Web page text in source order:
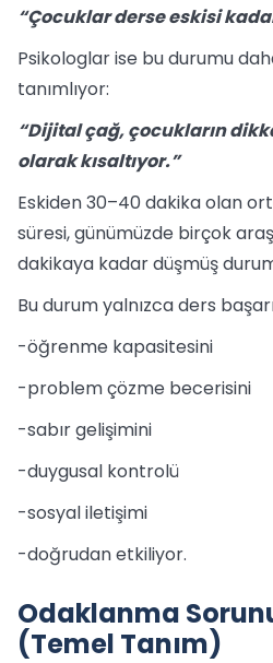
“Çocuklar derse eskisi
Psikologlar ise bu durumu
tanımlıyor:
“Dijital çağ, çocukların
olarak kısaltıyor.”
Eskiden 30–40 dakika olan
süresi, günümüzde birçok
dakikaya kadar düşmüş
Bu durum yalnızca ders
-öğrenme kapasitesini
-problem çözme becerisini
-sabır gelişimini
-duygusal kontrolü
-sosyal iletişimi
-doğrudan etkiliyor.
Odaklanma
(Temel Tanım)